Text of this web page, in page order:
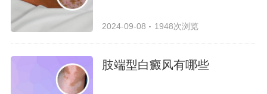
2024-09-08 1948次浏览
肢端型白癜风有哪些